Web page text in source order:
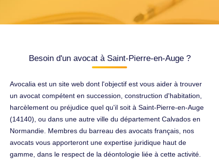
Besoin d'un avocat à Saint-Pierre-en-Auge ?
Avocalia est un site web dont l'objectif est vous aider à trouver
un avocat compétent en succession, construction d'habitation,
harcèlement ou préjudice quel qu'il soit à Saint-Pierre-en-Auge
(14140), ou dans une autre ville du département Calvados en
Normandie. Membres du barreau des avocats français, nos
avocats vous apporteront une expertise juridique haut de
gamme, dans le respect de la déontologie liée à cette activité.